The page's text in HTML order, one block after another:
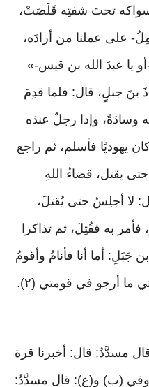
سواكه تحتَ شفتِه قَلَصَتْ،
على عملنا من أرادَه،
يا عبدَ الله بن قيس-»
بنَ جبلٍ، قال: فلما قدِمَ
وسادَةً، وإذا رجلٌ عندَه
يهوديًا فأسلم، ثم راجع
يقتل، قضاءُ اللهِ
لا أجلِسُ حتى يُقتلَ،
به فقُتِلَ، ثم تذاكرا
جَبَلِ: أما أنا فأنامُ وأقومُ
ما أرجو في قومتي (٢)
.
من (هـ) وفي (١): قال مسدَّدٌ: قال: أخبرنا قرة
وفي (ب) و(ع): قال مسدَّدٌ: